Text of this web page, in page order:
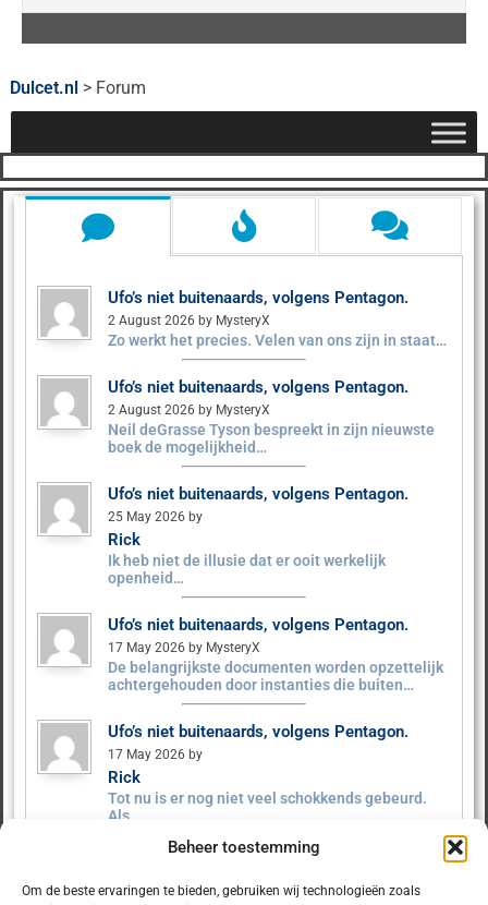
Beheer toestemming
Om de beste ervaringen te bieden, gebruiken wij technologieën zoals
Dulcet.nl > Forum
Ufo’s niet buitenaards, volgens Pentagon.
2 August 2026 by MysteryX
Zo werkt het precies. Velen van ons zijn in staat…
Ufo’s niet buitenaards, volgens Pentagon.
2 August 2026 by MysteryX
Neil deGrasse Tyson bespreekt in zijn nieuwste
boek de mogelijkheid…
Ufo’s niet buitenaards, volgens Pentagon.
25 May 2026 by
Rick
Ik heb niet de illusie dat er ooit werkelijk
openheid…
Ufo’s niet buitenaards, volgens Pentagon.
17 May 2026 by MysteryX
De belangrijkste documenten worden opzettelijk
achtergehouden door instanties die buiten…
Ufo’s niet buitenaards, volgens Pentagon.
17 May 2026 by
Rick
Tot nu is er nog niet veel schokkends gebeurd.
Als…
Ufo’s niet buitenaards, volgens Pentagon.
9 May 2026 by MysteryX